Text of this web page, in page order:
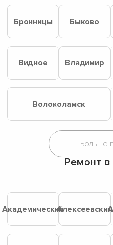
Бронницы Быково
Видное Владимир
Волоколамск
Ремонт в
АкадемическийАлексеевский